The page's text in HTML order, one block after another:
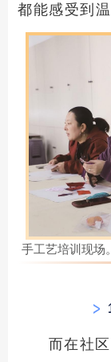
都能感受到
手工艺培训现场
而在社